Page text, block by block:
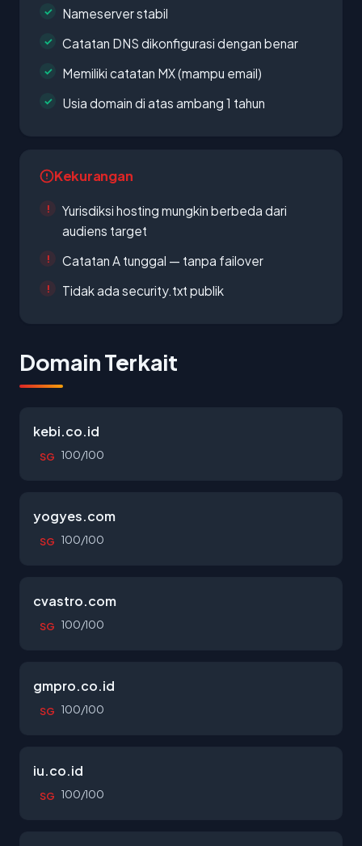
Nameserver stabil
Catatan DNS dikonfigurasi dengan benar
Memiliki catatan MX (mampu email)
Usia domain di atas ambang 1 tahun
Kekurangan
Yurisdiksi hosting mungkin berbeda dari
audiens target
Catatan A tunggal — tanpa failover
Tidak ada security.txt publik
Domain Terkait
kebi.co.id
SG 100/100
yogyes.com
SG 100/100
cvastro.com
SG 100/100
gmpro.co.id
SG 100/100
iu.co.id
SG 100/100